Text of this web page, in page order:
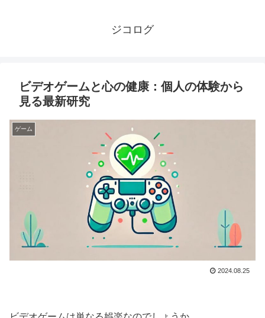
ジコログ
ビデオゲームと心の健康：個人の体験から
見る最新研究
ゲーム
2024.08.25